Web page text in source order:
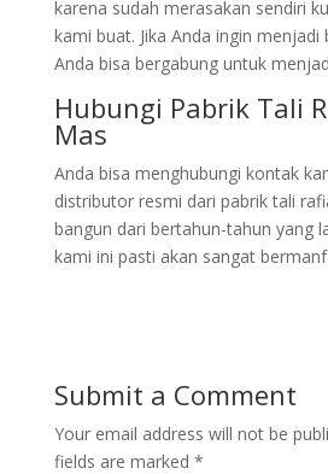
karena sudah merasakan sendiri
kami buat. Jika Anda ingin menjadi
Anda bisa bergabung untuk
Hubungi Pabrik Tali
Mas
Anda bisa menghubungi kontak
distributor resmi dari pabrik tali
bangun dari bertahun-tahun yang
kami ini pasti akan sangat
Submit a Comment
Your email address will not be
fields are marked *